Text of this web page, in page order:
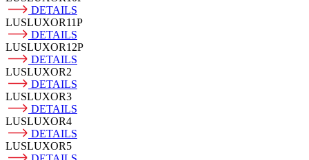
DETAILS
LUSLUXOR11P
DETAILS
LUSLUXOR12P
DETAILS
LUSLUXOR2
DETAILS
LUSLUXOR3
DETAILS
LUSLUXOR4
DETAILS
LUSLUXOR5